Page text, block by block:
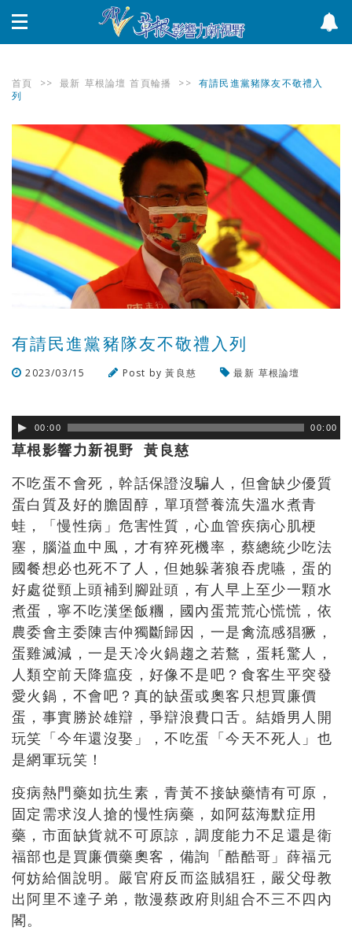
首頁 >> 最新 草根論壇 首頁輪播 >> 有請民進黨豬隊友不敬禮入
列
有請民進黨豬隊友不敬禮入列
2023/03/15 Post by黃良慈 最新 草根論壇
00:00 00:00
草根影響力新視野 黃良慈
不吃蛋不會死，幹話保證沒騙人，但會缺少優質
蛋白質及好的膽固醇，單項營養流失溫水煮青
蛙，「慢性病」危害性質，心血管疾病心肌梗
塞，腦溢血中風，才有猝死機率，蔡總統少吃法
國餐想必也死不了人，但她躲著狼吞虎嚥，蛋的
好處從頸上頭補到腳趾頭，有人早上至少一顆水
煮蛋，寧不吃漢堡飯糰，國內蛋荒荒心慌慌，依
農委會主委陳吉仲獨斷歸因，一是禽流感猖獗，
蛋雞滅減，一是天冷火鍋趨之若鶩，蛋耗驚人，
人類空前天降瘟疫，好像不是吧？食客生平突發
愛火鍋，不會吧？真的缺蛋或奧客只想買廉價
蛋，事實勝於雄辯，爭辯浪費口舌。結婚男人開
玩笑「今年還沒娶」，不吃蛋「今天不死人」也
是網軍玩笑！
疫病熱門藥如抗生素，青黃不接缺藥情有可原，
固定需求沒人搶的慢性病藥，如阿茲海默症用
藥，市面缺貨就不可原諒，調度能力不足還是衛
福部也是買廉價藥奧客，備詢「酷酷哥」薛福元
何妨給個說明。嚴官府反而盜賊猖狂，嚴父母教
出阿里不達子弟，散漫蔡政府則組合不三不四內
閣。